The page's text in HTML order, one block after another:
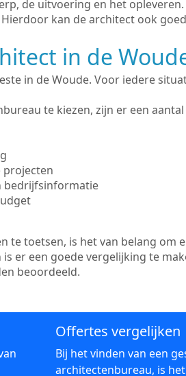
de uitvoering en het
kan de architect ook
in de
in de Woude. Voor iedere
te kiezen, zijn er een
projecten
bedrijfsinformatie
te toetsen, is het van belang
is er een goede vergelijking te
beoordeeld.
Offertes vergelijken
Bij het vinden van een
architectenbureau, is